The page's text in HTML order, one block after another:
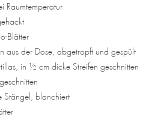
Raumtemperatur
Blätter
aus der Dose, abgetropft und gespült
in ½ cm dicke Streifen geschnitten
Stängel, blanchiert